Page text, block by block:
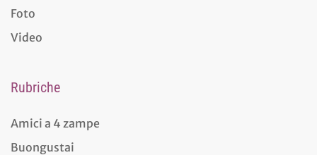
Foto
Video
Rubriche
Amici a 4 zampe
Buongustai